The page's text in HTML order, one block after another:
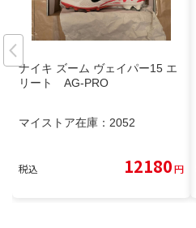
ナイキ ズーム ヴェイパー15 エ
リート AG-PRO
マイストア在庫： 2052
税込 12180円